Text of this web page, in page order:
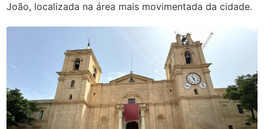
João, localizada na área mais movimentada da cidade.